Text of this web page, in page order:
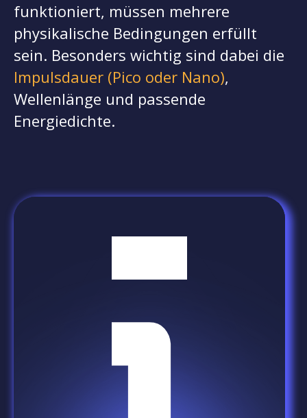
funktioniert, müssen mehrere
physikalische Bedingungen erfüllt
sein. Besonders wichtig sind dabei die
Impulsdauer (Pico oder Nano),
Wellenlänge und passende
Energiedichte.